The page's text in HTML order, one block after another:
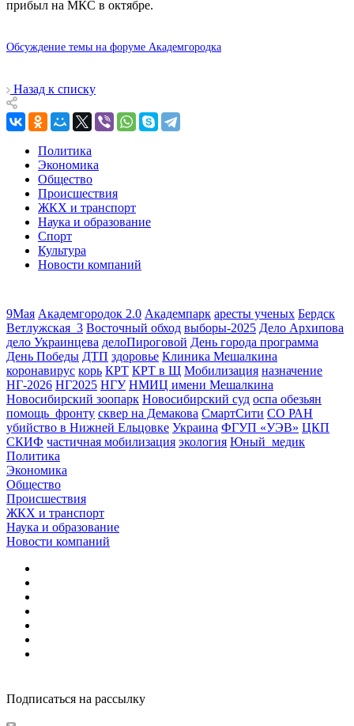
прибыл на МКС в октябре.
Обсуждение темы на форуме Академгородка
Назад к списку
Политика
Экономика
Общество
Происшествия
ЖКХ и транспорт
Наука и образование
Спорт
Культура
Новости компаний
9Мая Академгородок 2.0 Академпарк аресты ученых Бердск
Ветлужская_3 Восточный обход выборы-2025 Дело Архипова
дело Украинцева делоПироговой День города программа
День Победы ДТП здоровье Клиника Мешалкина
коронавирус корь КРТ КРТ в Щ Мобилизация назначение
НГ-2026 НГ2025 НГУ НМИЦ имени Мешалкина
Новосибирский зоопарк Новосибирский суд оспа обезьян
помощь_фронту сквер на Демакова СмартСити СО РАН
убийство в Нижней Ельцовке Украина ФГУП «УЭВ» ЦКП
СКИФ частичная мобилизация экология Юный_медик
Политика
Экономика
Общество
Происшествия
ЖКХ и транспорт
Наука и образование
Новости компаний
Подписаться на рассылку